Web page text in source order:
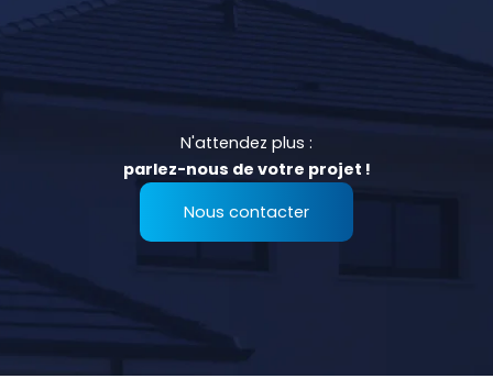
N'attendez plus :
parlez-nous de votre projet !
Nous contacter